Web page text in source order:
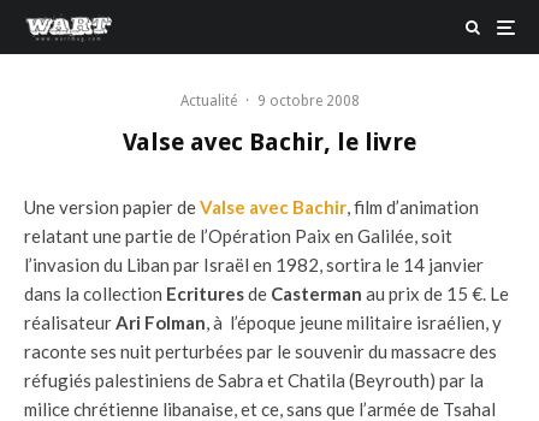
Actualité · 9 octobre 2008
Valse avec Bachir, le livre
Une version papier deValse avec Bachir, film d’animation
relatant une partie de l’Opération Paix en Galilée, soit
l’invasion du Liban par Israël en 1982, sortira le 14 janvier
dans la collection Ecrituresde Casterman au prix de 15 €. Le
réalisateurAri Folman, à l’époque jeune militaire israélien, y
raconte ses nuit perturbées par le souvenir du massacre des
réfugiés palestiniens de Sabra et Chatila (Beyrouth) par la
milice chrétienne libanaise, et ce, sans que l’armée de Tsahal